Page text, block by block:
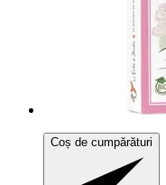
Coș de cumpărături